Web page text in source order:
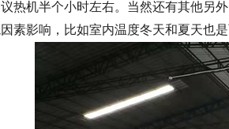
热机半个小时左右。当然还有其他另
素影响，比如室内温度冬天和夏天也